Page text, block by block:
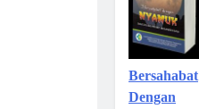
Bersahabat
Dengan